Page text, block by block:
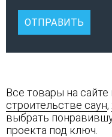
Все товары на
строительстве саун,
выбрать
проекта под ключ.